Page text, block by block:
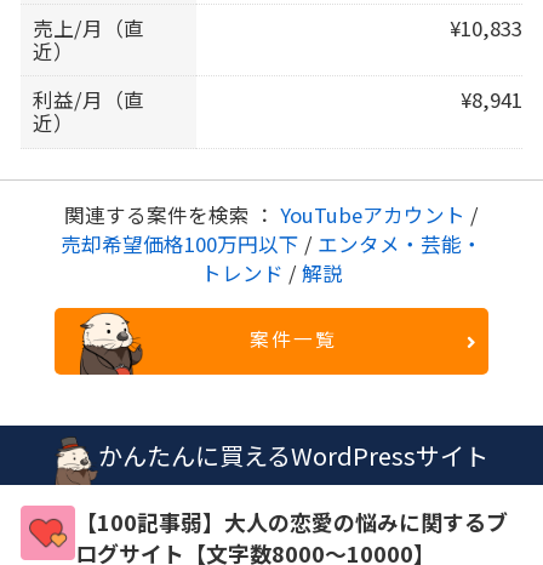
売上/月（直
近）
¥10,833
利益/月（直
近）
¥8,941
関連する案件を検索 ： YouTubeアカウント /
売却希望価格100万円以下 / エンタメ・芸能・
トレンド / 解説
案件一覧
かんたんに買えるWordPressサイト
【100記事弱】大人の恋愛の悩みに関するブ
ログサイト【文字数8000〜10000】